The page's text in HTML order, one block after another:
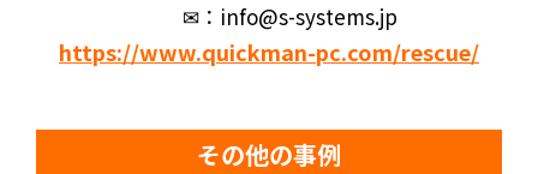
✉：info@s-systems.jp
https://www.quickman-pc.com/rescue/
その他の事例